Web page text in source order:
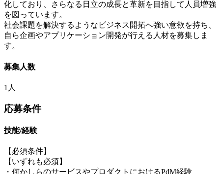
化しており、さらなる日立の成長と革新を目指して人員増強
を図っています。
社会課題を解決するようなビジネス開拓へ強い意欲を持ち、
自ら企画やアプリケーション開発が行える人材を募集しま
す。
募集人数
1人
応募条件
技能/経験
【必須条件】
【いずれも必須】
・何かしらのサービスやプロダクトにおけるPdM経験